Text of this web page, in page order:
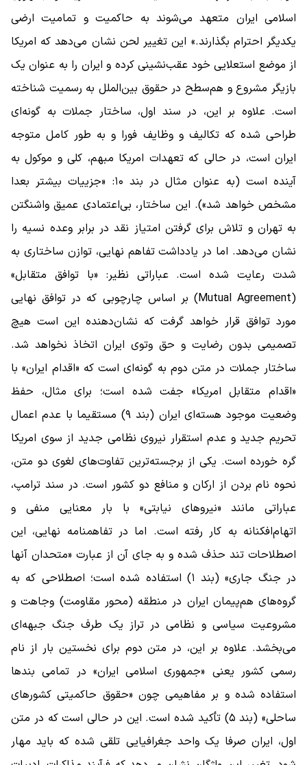
اسلامی ایران متعهد می‌شوند به حاکمیت و تمامیت ارضی
یکدیگر احترام بگذارند.» این تغییر لحن نشان می‌دهد که امریکا
از موضع استعلایی خود عقب‌نشینی کرده و ایران را به عنوان یک
بازیگر مشروع و هم‌سطح در حقوق بین‌الملل به رسمیت شناخته
است. علاوه بر این، در سند اول، ساختار جملات به گونه‌ای
طراحی شده که تکالیف و وظایف فورا و به ‌طور کامل متوجه
ایران است، در حالی که تعهدات امریکا مبهم، کلی و موکول به
آینده است (به عنوان مثال در بند ۱۰: «جزییات بیشتر بعدا
مشخص خواهد شد»). این ساختار، بی‌اعتمادی عمیق واشنگتن
به تهران و تلاش برای گرفتن امتیاز نقد در برابر وعده نسیه را
نشان می‌دهد. اما در یادداشت تفاهم نهایی، توازن ساختاری به
‌شدت رعایت شده است. عباراتی نظیر: «با توافق متقابل»
(Mutual Agreement) بر اساس چارچوبی که در توافق نهایی
مورد توافق قرار خواهد گرفت که نشان‌دهنده این است هیچ
تصمیمی بدون رضایت و حق وتوی ایران اتخاذ نخواهد شد.
ساختار جملات در متن دوم به گونه‌ای است که «اقدام ایران» با
«اقدام متقابل امریکا» جفت شده است؛ برای مثال، حفظ
وضعیت موجود هسته‌ای ایران (بند ۹) مستقیما با عدم اعمال
تحریم جدید و عدم استقرار نیروی نظامی جدید از سوی امریکا
گره خورده است. یکی از برجسته‌ترین تفاوت‌های لغوی دو متن،
نحوه نام بردن از ارکان و منافع دو کشور است. در سند ترامپ،
عباراتی مانند «نیروهای نیابتی» با بار معنایی منفی و
اتهام‌افکنانه به کار رفته است. اما در تفاهمنامه نهایی، این
اصطلاحات تند حذف شده و به جای آن از عبارت «متحدان آنها
در جنگ جاری» (بند ۱) استفاده شده است؛ اصطلاحی که به
گروه‌های هم‌پیمان ایران در منطقه (محور مقاومت) وجاهت و
مشروعیت سیاسی و نظامی در تراز یک طرف جنگ جبهه‌ای
می‌بخشد. علاوه بر این، در متن دوم برای نخستین ‌بار از نام
رسمی کشور یعنی «جمهوری اسلامی ایران» در تمامی بندها
استفاده شده و بر مفاهیمی چون «حقوق حاکمیتی کشورهای
ساحلی» (بند ۵) تأکید شده است. این در حالی است که در متن
اول، ایران صرفا یک واحد جغرافیایی تلقی شده که باید مهار